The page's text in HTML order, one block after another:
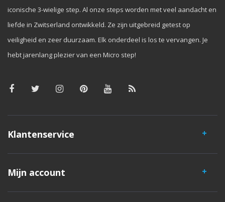
iconische 3-wielige step. Al onze steps worden met veel aandacht en
liefde in Zwitserland ontwikkeld. Ze zijn uitgebreid getest op
veiligheid en zeer duurzaam. Elk onderdeel is los te vervangen. Je
hebt jarenlang plezier van een Micro step!
Klantenservice
Mijn account